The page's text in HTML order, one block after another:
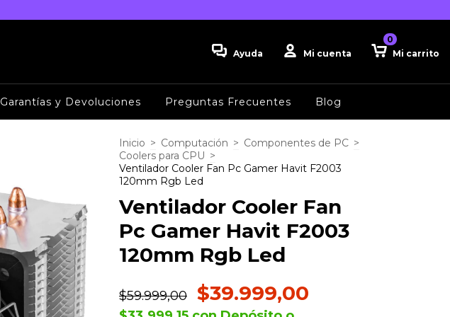
Ayuda Mi cuenta Mi carrito
0
Garantías y Devoluciones Preguntas Frecuentes Blog
Inicio > Computación > Componentes de PC >
Coolers para CPU >
Ventilador Cooler Fan Pc Gamer Havit F2003
120mm Rgb Led
Ventilador Cooler Fan
Pc Gamer Havit F2003
120mm Rgb Led
$59.999,00 $39.999,00